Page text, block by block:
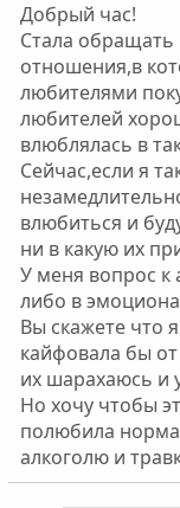
ы
а
Добрый час!
Стала
отношения,в
любителями
любителей
влюблялась в
Сейчас,если я
влюбиться и
ни в какую их
У меня вопрос к
либо в
Вы скажете что
кайфовала бы
их шарахаюсь и
Но хочу чтобы
полюбила
алкоголю и